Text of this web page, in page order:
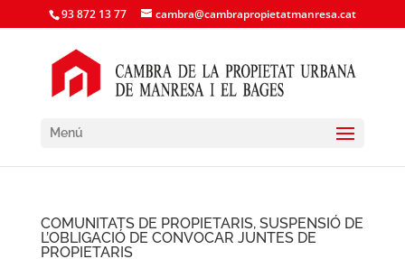
93 872 13 77 cambra@cambrapropietatmanresa.cat
Menú
COMUNITATS DE PROPIETARIS, SUSPENSIÓ DE
L’OBLIGACIÓ DE CONVOCAR JUNTES DE
PROPIETARIS